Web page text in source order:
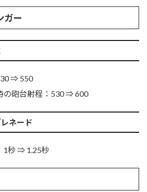
ガー
⇒ 550
の砲台射程：530 ⇒ 600
ネード
1秒 ⇒ 1.25秒